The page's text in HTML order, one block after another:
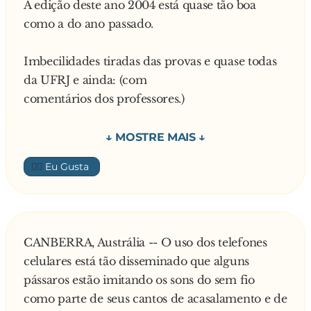
— Um arroz a grega, por favor!
O garçom, incrédulo do que acabara de ouvir,
— Desculpe, o que mesmo o senhor disse?
— Um arroz a grega, seu glego escloto!
A edição deste ano 2004 está quase tão boa
como a do ano passado.
Imbecilidades tiradas das provas e quase todas
da UFRJ e ainda: (com
comentários dos professores.)
1) Lavoisier foi guilhotinado por ter inventado o
oxigênio. (Já imaginou?)
2) O nervo ótico transmite idéias luminosas ao
transmitir idéias sombreadas, não é mesmo?)
3) O vento é uma imensa quantidade de ar.
(Que coisa! Não tinha pensado nisso.)
👍🏼
CANBERRA, Austrália -- O uso dos telefones
celulares está tão disseminado que alguns
pássaros estão imitando os sons do sem fio
como parte de seus cantos de acasalamento e de